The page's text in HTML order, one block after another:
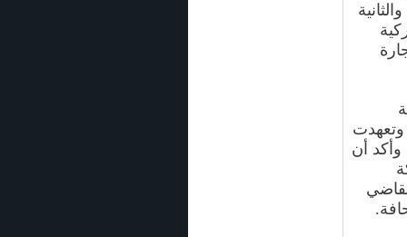
الأولى أن تكون بحرينية 100 %، والثانية
وأكد أن